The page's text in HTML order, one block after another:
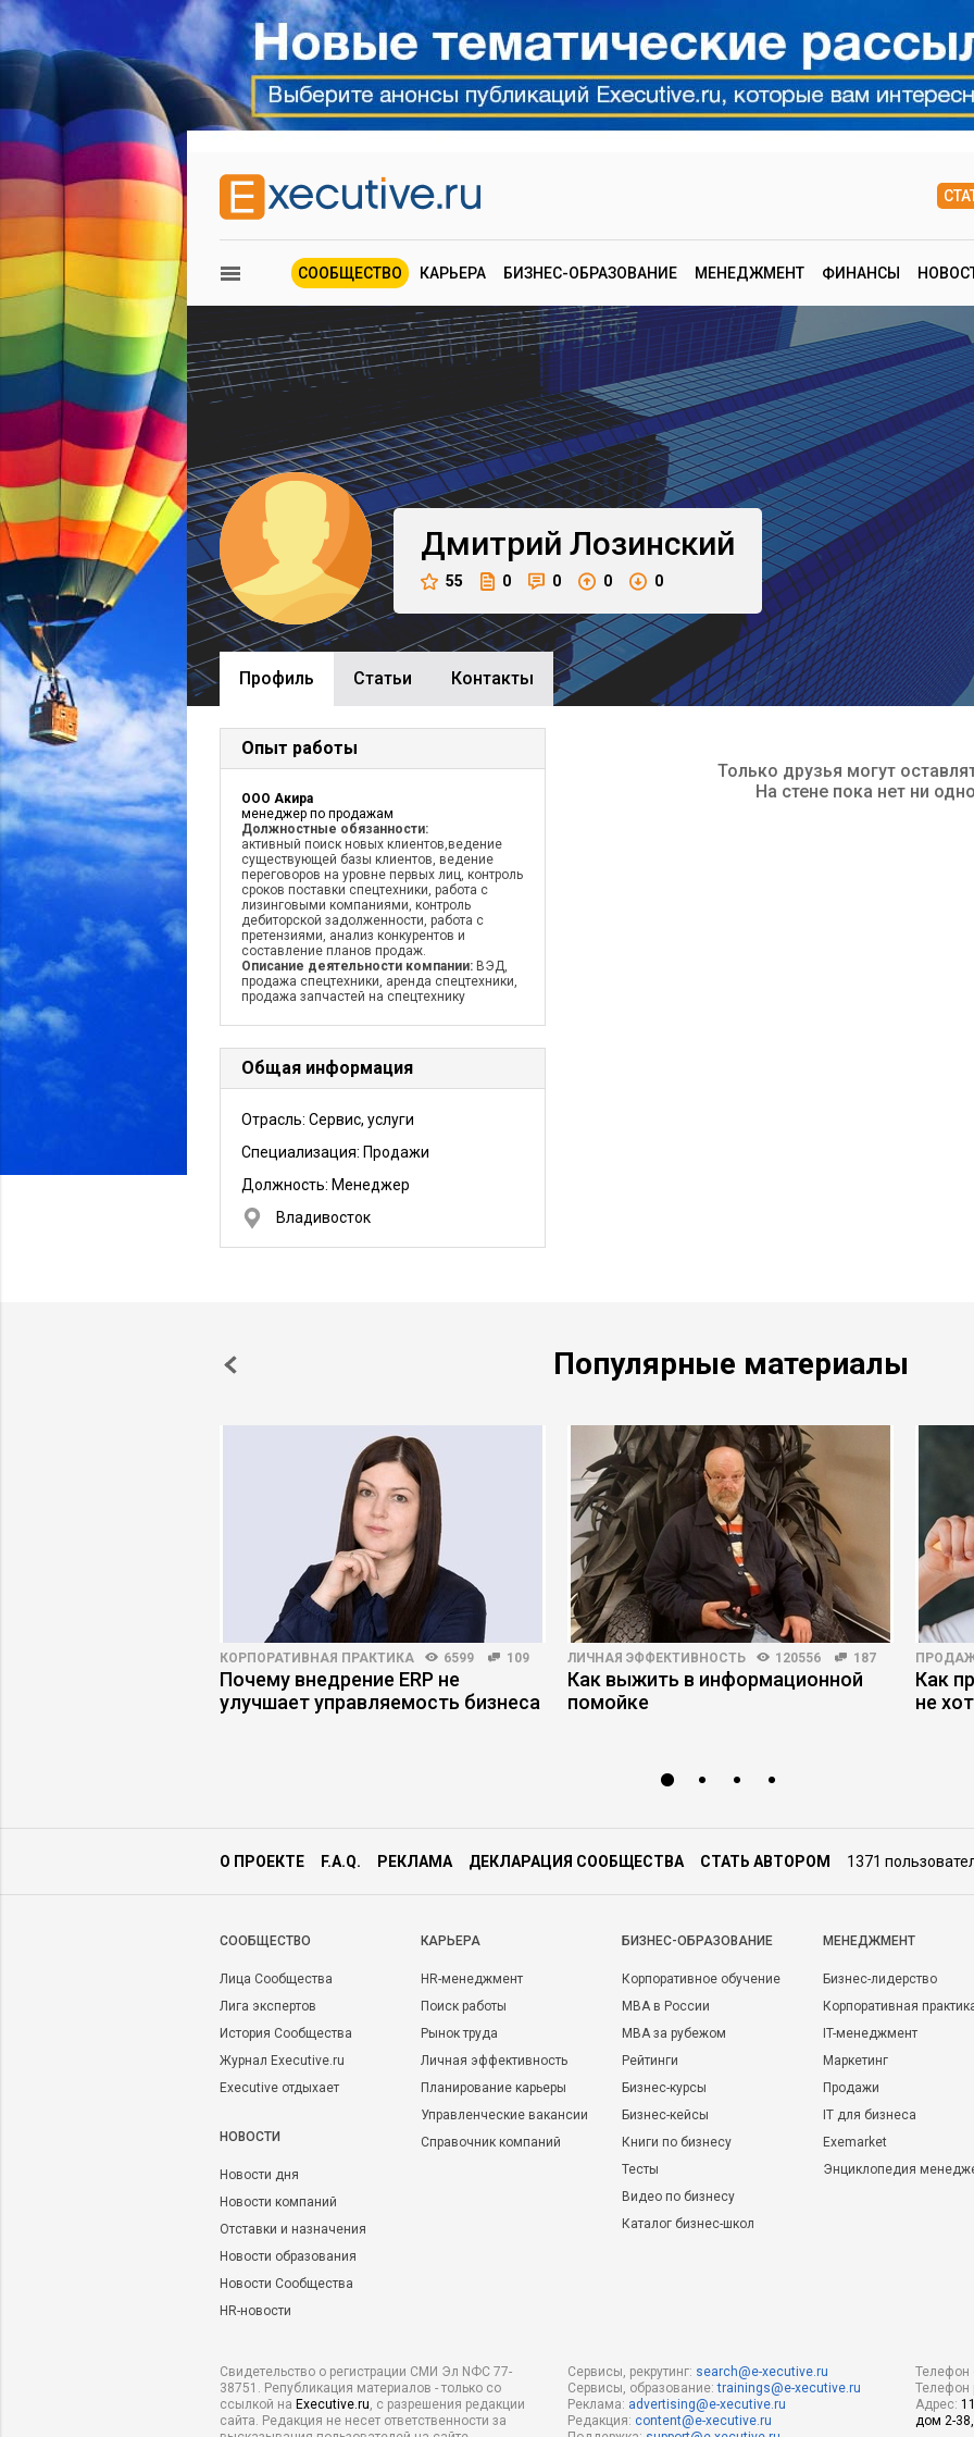
СООБЩЕСТВО КАРЬЕРА БИЗНЕС-ОБРАЗОВАНИЕ МЕНЕДЖМЕНТ ФИНАНСЫ
Дмитрий Лозинский
55 0 0 0 0
Профиль Cтатьи Контакты
Опыт работы
ООО Акира
менеджер по продажам
Должностные обязанности:
активный поиск новых клиентов,ведение
существующей базы клиентов, ведение
переговоров на уровне первых лиц, контроль
сроков поставки спецтехники, работа с
лизинговыми компаниями, контроль
дебиторской задолженности, работа с
претензиями, анализ конкурентов и
составление планов продаж.
Описание деятельности компании: ВЭД,
продажа спецтехники, аренда спецтехники,
продажа запчастей на спецтехнику
Общая информация
Отрасль: Сервис, услуги
Специализация: Продажи
Должность: Менеджер
Владивосток
Только друзья могут
На стене пока нет ни
Популярные материалы
КОРПОРАТИВНАЯ ПРАКТИКА 6599 109
Почему внедрение ERP не
улучшает управляемость бизнеса
ЛИЧНАЯ ЭФФЕКТИВНОСТЬ 120556 187
Как выжить в информационной
помойке
Как
не
О ПРОЕКТЕ F.A.Q. РЕКЛАМА ДЕКЛАРАЦИЯ СООБЩЕСТВА СТАТЬ АВТОРОМ 1371
CООБЩЕСТВО
Лица Сообщества
Лига экспертов
История Сообщества
Журнал Executive.ru
Executive отдыхает
НОВОСТИ
Новости дня
Новости компаний
Отставки и назначения
Новости образования
Новости Сообщества
HR-новости
КАРЬЕРА
HR-менеджмент
Поиск работы
Рынок труда
Личная эффективность
Планирование карьеры
Управленческие вакансии
Справочник компаний
БИЗНЕС-ОБРАЗОВАНИЕ
Корпоративное обучение
MBA в России
MBA за рубежом
Рейтинги
Бизнес-курсы
Бизнес-кейсы
Книги по бизнесу
Тесты
Видео по бизнесу
Каталог бизнес-школ
МЕНЕДЖМЕНТ
Бизнес-лидерство
Корпоративная
IT-менеджмент
Маркетинг
Продажи
IT для бизнеса
Exemarket
Энциклопедия
Свидетельство о регистрации СМИ Эл NФС 77-
38751. Републикация материалов - только со
ссылкой на Executive.ru, с разрешения редакции
сайта. Редакция не несет ответственности за
Сервисы, рекрутинг: search@e-xecutive.ru
Сервисы, образование:trainings@e-xecutive.ru
Реклама: advertising@e-xecutive.ru
Редакция: content@e-xecutive.ru
Телефон
Телефон
Адрес:
дом 2-